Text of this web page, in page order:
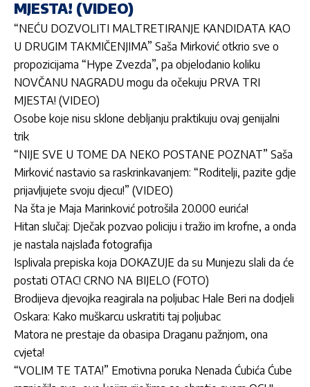
MJESTA! (VIDEO)
“NEĆU DOZVOLITI MALTRETIRANJE KANDIDATA KAO
U DRUGIM TAKMIČENJIMA” Saša Mirković otkrio sve o
propozicijama “Hype Zvezda”, pa objelodanio koliku
NOVČANU NAGRADU mogu da očekuju PRVA TRI
MJESTA! (VIDEO)
Osobe koje nisu sklone debljanju praktikuju ovaj genijalni
trik
“NIJE SVE U TOME DA NEKO POSTANE POZNAT” Saša
Mirković nastavio sa raskrinkavanjem: “Roditelji, pazite gdje
prijavljujete svoju djecu!” (VIDEO)
Na šta je Maja Marinković potrošila 20.000 eurića!
Hitan slučaj: Dječak pozvao policiju i tražio im krofne, a onda
je nastala najslađa fotografija
Isplivala prepiska koja DOKAZUJE da su Munjezu slali da će
postati OTAC! CRNO NA BIJELO (FOTO)
Brodijeva djevojka reagirala na poljubac Hale Beri na dodjeli
Oskara: Kako muškarcu uskratiti taj poljubac
Matora ne prestaje da obasipa Draganu pažnjom, ona
cvjeta!
“VOLIM TE TATA!” Emotivna poruka Nenada Ćubića Ćube